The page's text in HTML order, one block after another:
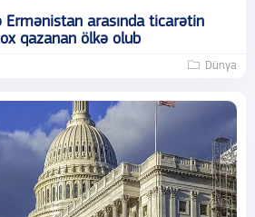
Ermənistan arasında ticarətin
qazanan ölkə olub
Dünya